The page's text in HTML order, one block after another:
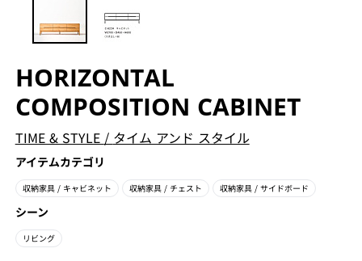
HORIZONTAL
COMPOSITION CABINET
TIME & STYLE / タイム アンド スタイル
アイテムカテゴリ
収納家具 / キャビネット 収納家具 / チェスト 収納家具 / サイドボード
シーン
リビング